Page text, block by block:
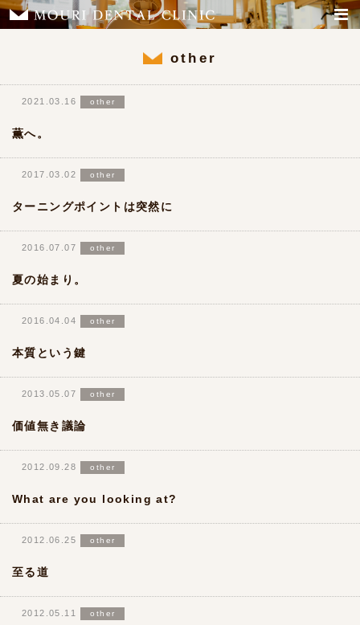
other
2021.03.16 other
薫へ。
2017.03.02 other
ターニングポイントは突然に
2016.07.07 other
夏の始まり。
2016.04.04 other
本質という鍵
2013.05.07 other
価値無き議論
2012.09.28 other
What are you looking at?
2012.06.25 other
至る道
2012.05.11 other